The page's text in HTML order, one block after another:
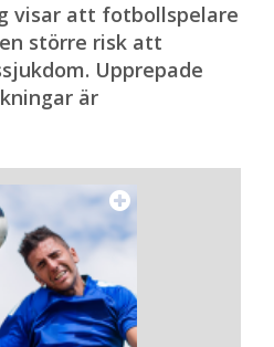
visar att fotbollspelare
större risk att
Upprepade
är